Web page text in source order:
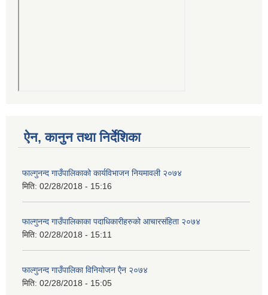
ऐन, कानुन तथा निर्देशिका
फाल्गुनन्द गाउँपालिकाको कार्यविभाजन नियमावली २०७४
मिति: 02/28/2018 - 15:16
फाल्गुनन्द गाउँपालिकाका पदाधिकारीहरुको आचारसंहिता २०७४
मिति: 02/28/2018 - 15:11
फाल्गुनन्द गाउँपालिका विनियोजन एैन २०७४
मिति: 02/28/2018 - 15:05